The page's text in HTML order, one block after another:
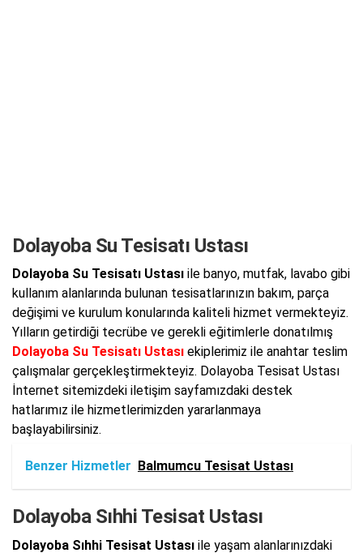
Dolayoba Su Tesisatı Ustası
Dolayoba Su Tesisatı Ustası ile banyo, mutfak, lavabo gibi
kullanım alanlarında bulunan tesisatlarınızın bakım, parça
değişimi ve kurulum konularında kaliteli hizmet vermekteyiz.
Yılların getirdiği tecrübe ve gerekli eğitimlerle donatılmış
Dolayoba Su Tesisatı Ustası ekiplerimiz ile anahtar teslim
çalışmalar gerçekleştirmekteyiz. Dolayoba Tesisat Ustası
İnternet sitemizdeki iletişim sayfamızdaki destek
hatlarımız ile hizmetlerimizden yararlanmaya
başlayabilirsiniz.
Benzer Hizmetler Balmumcu Tesisat Ustası
Dolayoba Sıhhi Tesisat Ustası
Dolayoba Sıhhi Tesisat Ustası ile yaşam alanlarınızdaki